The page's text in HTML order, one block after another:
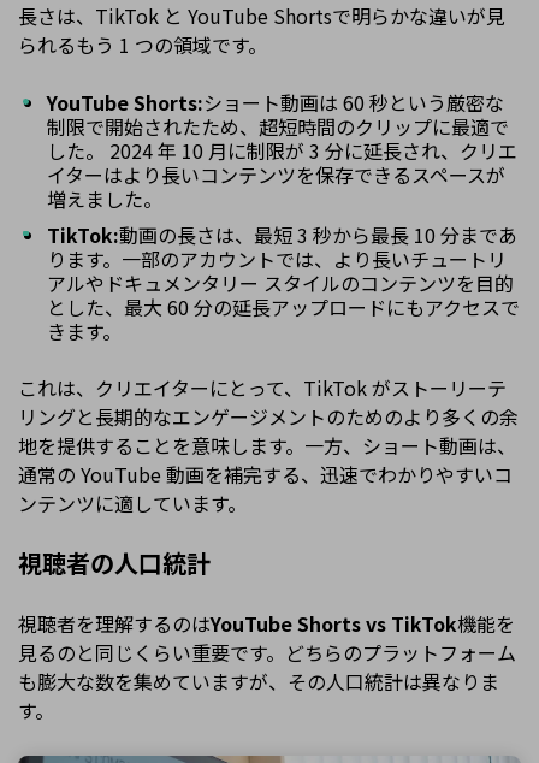
長さは、TikTok と YouTube Shortsで明らかな違いが見
られるもう 1 つの領域です。
YouTube Shorts:ショート動画は 60 秒という厳密な
制限で開始されたため、超短時間のクリップに最適で
した。 2024 年 10 月に制限が 3 分に延長され、クリエ
イターはより長いコンテンツを保存できるスペースが
増えました。
TikTok:動画の長さは、最短 3 秒から最長 10 分まであ
ります。一部のアカウントでは、より長いチュートリ
アルやドキュメンタリー スタイルのコンテンツを目的
とした、最大 60 分の延長アップロードにもアクセスで
きます。
これは、クリエイターにとって、TikTok がストーリーテ
リングと長期的なエンゲージメントのためのより多くの余
地を提供することを意味します。一方、ショート動画は、
通常の YouTube 動画を補完する、迅速でわかりやすいコ
ンテンツに適しています。
視聴者の人口統計
視聴者を理解するのはYouTube Shorts vs TikTok機能を
見るのと同じくらい重要です。どちらのプラットフォーム
も膨大な数を集めていますが、その人口統計は異なりま
す。